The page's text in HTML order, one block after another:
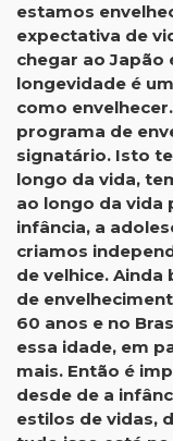
estamos
expectativa de
chegar ao Japão
longevidade é
como
programa de
signatário. Isto
longo da vida,
ao longo da vida
infância, a
criamos
de velhice.
de
60 anos e no
essa idade, em
mais. Então é
desde de a
estilos de vidas,